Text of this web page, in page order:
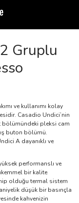
Gruplu
ve kullanımı kolay
Casadio Undici’nin
bölümündeki pleksi cam
buton bölümü.
A dayanıklı ve
performanslı ve
bir kalite
olduğu termal sistem
düşük bir basınçla
kahvenizin